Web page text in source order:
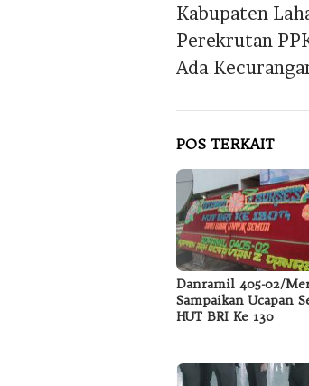
Kabupaten
Perekrutan
Ada
POS TERKAIT
Danramil 405-02/
Sampaikan Ucapan
HUT BRI Ke 130